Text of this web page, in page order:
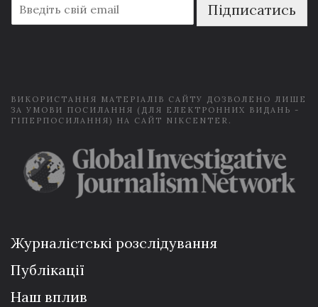
m
a
Підписатись
ВИКОРИСТАННЯ МАТЕРІАЛІВ САЙТУ ДОЗВОЛЕНО ЛИШЕ
ЗА УМОВИ ПОСИЛАННЯ (ДЛЯ ЕЛЕКТРОННИХ ВИДАНЬ -
ГІПЕРПОСИЛАННЯ) НА САЙТ NIKCENTER.
Журналістські розслідування
Публікації
Наш вплив